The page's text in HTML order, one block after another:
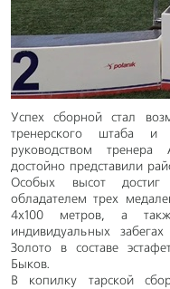
Успех сборной стал
тренерского штаба и
руководством
достойно представили
Особых высот
обладателем трех
4x100 метров, а
индивидуальных
Золото в составе
Быков.
В копилку тарской